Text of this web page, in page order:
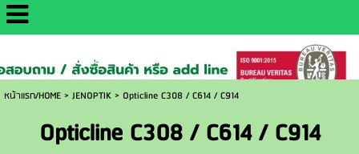
http://www.daisaemetrology.co.th/
หน้าแรก/HOME> JENOPTIK> Opticline C308 / C614 / C914
Opticline C308 / C614 / C914